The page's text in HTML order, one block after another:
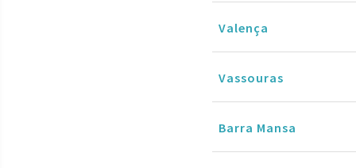
Valença
Vassouras
Barra Mansa